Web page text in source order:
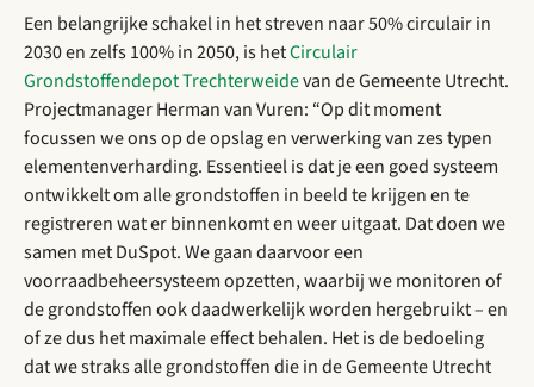
Een belangrijke schakel in het streven naar 50% circulair in
2030 en zelfs 100% in 2050, is hetCirculair
Grondstoffendepot Trechterweidevan de Gemeente Utrecht.
Projectmanager Herman van Vuren: “Op dit moment
focussen we ons op de opslag en verwerking van zes typen
elementenverharding. Essentieel is dat je een goed systeem
ontwikkelt om alle grondstoffen in beeld te krijgen en te
registreren wat er binnenkomt en weer uitgaat. Dat doen we
samen met DuSpot. We gaan daarvoor een
voorraadbeheersysteem opzetten, waarbij we monitoren of
de grondstoffen ook daadwerkelijk worden hergebruikt – en
of ze dus het maximale effect behalen. Het is de bedoeling
dat we straks alle grondstoffen die in de Gemeente Utrecht